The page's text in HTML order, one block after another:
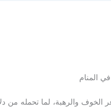
المنام
الخوف والرهبة، لما تحمله من